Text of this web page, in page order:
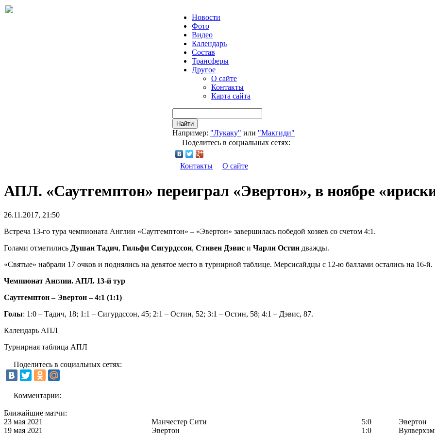
Новости
Фото
Видео
Календарь
Состав
Трансферы
Другое
О сайте
Контакты
Карта сайта
Найти
Например: "Лукаку" или "Макгиди"
Поделитесь в социальных сетях:
Контакты О сайте
АПЛ. «Саутгемптон» переиграл «Эвертон», в ноябре
26.11.2017, 21:50
Встреча 13-го тура чемпионата Англии «Саутгемптон» – «Эвертон» завершилась победой хозяев со счетом 4:1.
Голами отметились Душан Тадич, Гильфи Сигурдссон, Стивен Дэвис и Чарли Остин дважды.
«Святые» набрали 17 очков и поднялись на девятое место в турнирной таблице. Мерсисайдцы с 12-ю баллами остались на 16-й.
Чемпионат Англии. АПЛ. 13-й тур
Саутгемптон – Эвертон – 4:1 (1:1)
Голы: 1:0 – Тадич, 18; 1:1 – Сигурдссон, 45; 2:1 – Остин, 52; 3:1 – Остин, 58; 4:1 – Дэвис, 87.
Календарь АПЛ
Турнирная таблица АПЛ
Поделитесь в социальных сетях:
Комментарии:
Ближайшие матчи:
23 мая 2021
Манчестер Сити 5:0
Эвертон
19 мая 2021
Эвертон 1:0